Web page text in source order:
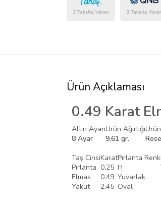
Ürün Açıklaması
0.49 Karat
Altın AyarıÜrün Ağırlığı
8 Ayar
9,61 gr.
Rose
Taş CinsiKaratPırlanta Renk
Pırlanta 0,25 H
Elmas
0,49 Yuvarlak
Yakut
2,45 Oval